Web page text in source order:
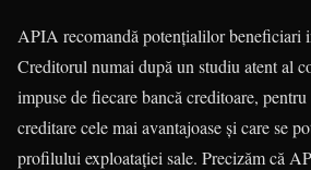
APIA recomandă potenţialilor beneficiari
Creditorul numai după un studiu atent al
impuse de fiecare bancă creditoare,
creditare cele mai avantajoase şi care se
profilului exploataţiei sale. Precizăm că